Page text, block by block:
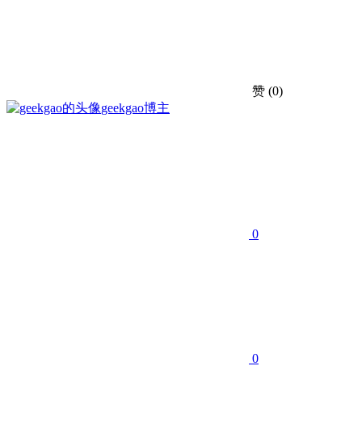
赞 (0)
geekgao博主
0
0